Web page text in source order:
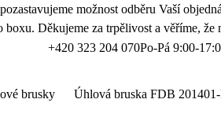
možnost odběru Vaší
boxu. Děkujeme za trpělivost a věříme, že
+420 323 204 070Po-Pá 9:00-
brusky
Úhlová bruska FDB